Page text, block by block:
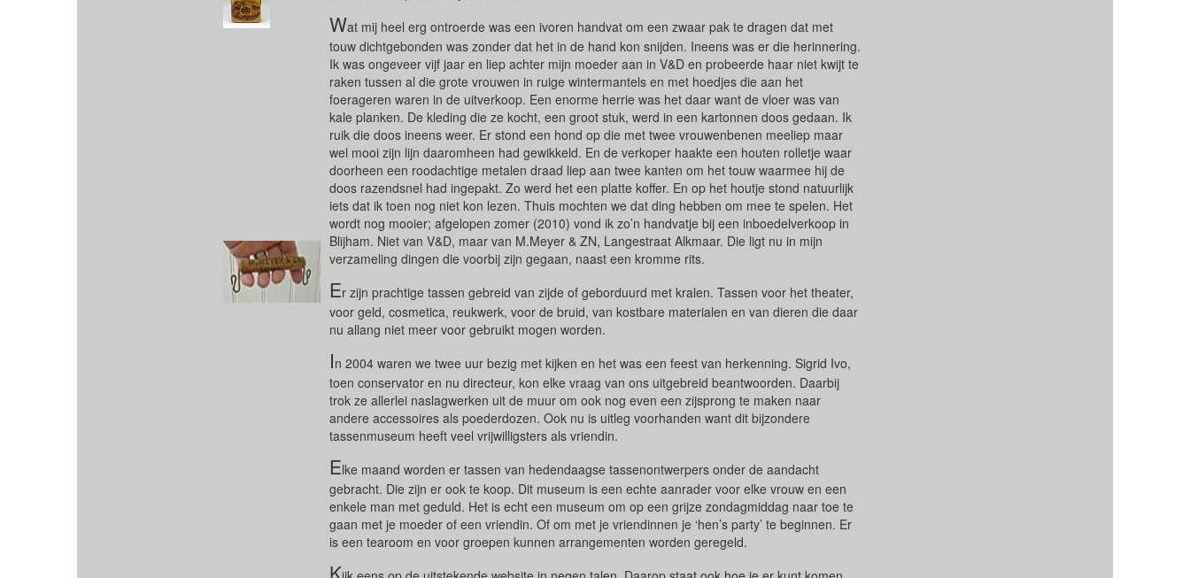
Wat mij heel erg ontroerde was een ivoren handvat om een zwaar pak te dragen dat met
touw dichtgebonden was zonder dat het in de hand kon snijden. Ineens was er die herinnering.
Ik was ongeveer vijf jaar en liep achter mijn moeder aan in V&D en probeerde haar niet kwijt te
raken tussen al die grote vrouwen in ruige wintermantels en met hoedjes die aan het
foerageren waren in de uitverkoop. Een enorme herrie was het daar want de vloer was van
kale planken. De kleding die ze kocht, een groot stuk, werd in een kartonnen doos gedaan. Ik
ruik die doos ineens weer. Er stond een hond op die met twee vrouwenbenen meeliep maar
wel mooi zijn lijn daaromheen had gewikkeld. En de verkoper haakte een houten rolletje waar
doorheen een roodachtige metalen draad liep aan twee kanten om het touw waarmee hij de
doos razendsnel had ingepakt. Zo werd het een platte koffer. En op het houtje stond natuurlijk
iets dat ik toen nog niet kon lezen. Thuis mochten we dat ding hebben om mee te spelen. Het
wordt nog mooier; afgelopen zomer (2010) vond ik zo’n handvatje bij een inboedelverkoop in
Blijham. Niet van V&D, maar van M.Meyer & ZN, Langestraat Alkmaar. Die ligt nu in mijn
verzameling dingen die voorbij zijn gegaan, naast een kromme rits.
Er zijn prachtige tassen gebreid van zijde of geborduurd met kralen. Tassen voor het theater,
voor geld, cosmetica, reukwerk, voor de bruid, van kostbare materialen en van dieren die daar
nu allang niet meer voor gebruikt mogen worden.
In 2004 waren we twee uur bezig met kijken en het was een feest van herkenning. Sigrid Ivo,
toen conservator en nu directeur, kon elke vraag van ons uitgebreid beantwoorden. Daarbij
trok ze allerlei naslagwerken uit de muur om ook nog even een zijsprong te maken naar
andere accessoires als poederdozen. Ook nu is uitleg voorhanden want dit bijzondere
tassenmuseum heeft veel vrijwilligsters als vriendin.
Elke maand worden er tassen van hedendaagse tassenontwerpers onder de aandacht
gebracht. Die zijn er ook te koop. Dit museum is een echte aanrader voor elke vrouw en een
enkele man met geduld. Het is echt een museum om op een grijze zondagmiddag naar toe te
gaan met je moeder of een vriendin. Of om met je vriendinnen je ‘hen’s party’ te beginnen. Er
is een tearoom en voor groepen kunnen arrangementen worden geregeld.
K